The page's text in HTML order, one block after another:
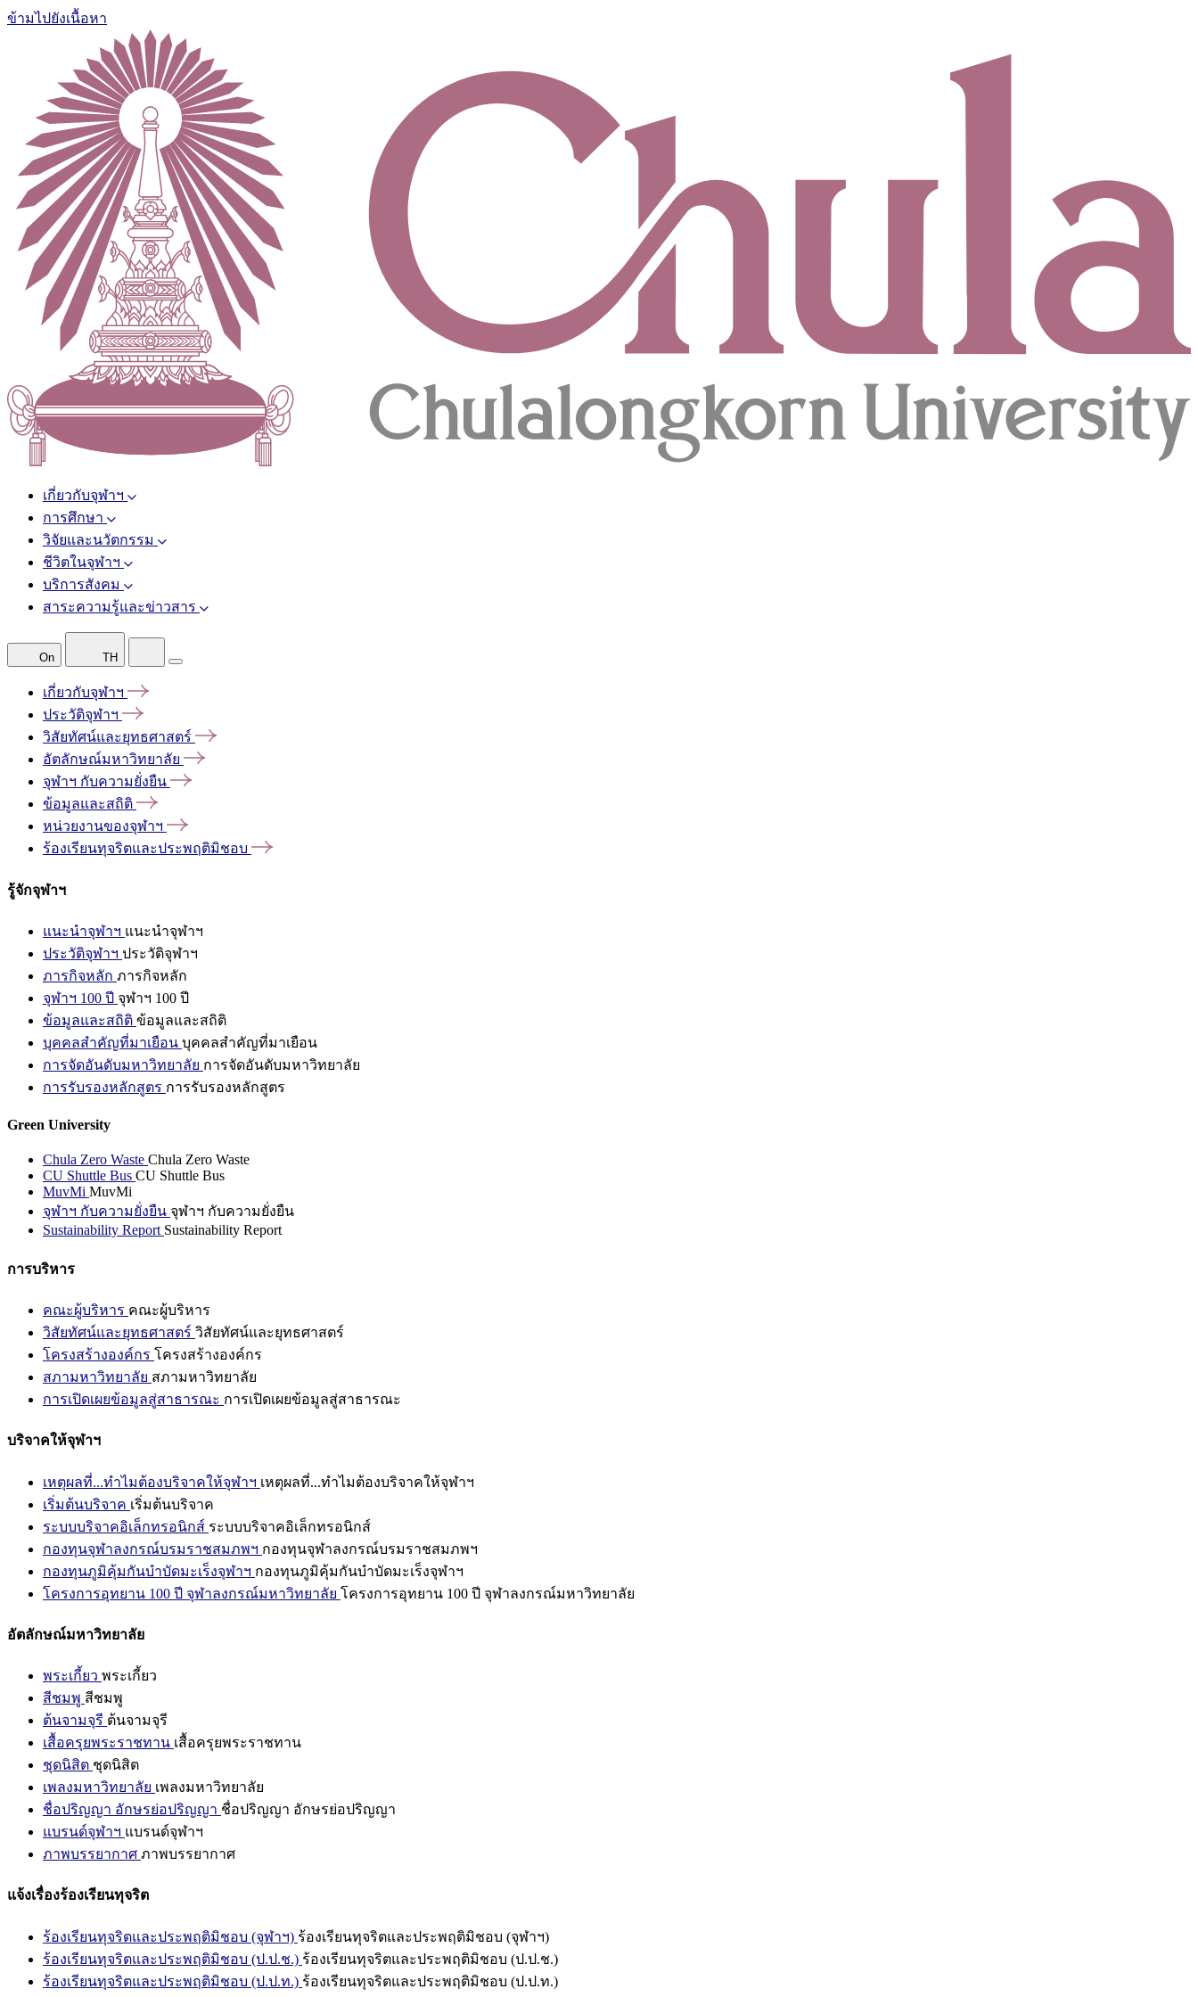
ข้ามไปยังเนื้อหา
เกี่ยวกับจุฬาฯ
การศึกษา
วิจัยและนวัตกรรม
ชีวิตในจุฬาฯ
บริการสังคม
สาระความรู้และข่าวสาร
On TH
เกี่ยวกับจุฬาฯ
ประวัติจุฬาฯ
วิสัยทัศน์และยุทธศาสตร์
อัตลักษณ์มหาวิทยาลัย
จุฬาฯ กับความยั่งยืน
ข้อมูลและสถิติ
หน่วยงานของจุฬาฯ
ร้องเรียนทุจริตและประพฤติมิชอบ
รู้จักจุฬาฯ
แนะนำจุฬาฯ แนะนำจุฬาฯ
ประวัติจุฬาฯ ประวัติจุฬาฯ
ภารกิจหลัก ภารกิจหลัก
จุฬาฯ 100 ปี จุฬาฯ 100 ปี
ข้อมูลและสถิติ ข้อมูลและสถิติ
บุคคลสำคัญที่มาเยือน บุคคลสำคัญที่มาเยือน
การจัดอันดับมหาวิทยาลัย การจัดอันดับมหาวิทยาลัย
การรับรองหลักสูตร การรับรองหลักสูตร
Green University
Chula Zero Waste Chula Zero Waste
CU Shuttle Bus CU Shuttle Bus
MuvMi MuvMi
จุฬาฯ กับความยั่งยืน จุฬาฯ กับความยั่งยืน
Sustainability Report Sustainability Report
การบริหาร
คณะผู้บริหาร คณะผู้บริหาร
วิสัยทัศน์และยุทธศาสตร์ วิสัยทัศน์และยุทธศาสตร์
โครงสร้างองค์กร โครงสร้างองค์กร
สภามหาวิทยาลัย สภามหาวิทยาลัย
การเปิดเผยข้อมูลสู่สาธารณะ การเปิดเผยข้อมูลสู่สาธารณะ
บริจาคให้จุฬาฯ
เหตุผลที่...ทำไมต้องบริจาคให้จุฬาฯ เหตุผลที่...ทำไมต้องบริจาคให้จุฬาฯ
เริ่มต้นบริจาค เริ่มต้นบริจาค
ระบบบริจาคอิเล็กทรอนิกส์ ระบบบริจาคอิเล็กทรอนิกส์
กองทุนจุฬาลงกรณ์บรมราชสมภพฯ กองทุนจุฬาลงกรณ์บรมราชสมภพฯ
กองทุนภูมิคุ้มกันบำบัดมะเร็งจุฬาฯ กองทุนภูมิคุ้มกันบำบัดมะเร็งจุฬาฯ
โครงการอุทยาน 100 ปี จุฬาลงกรณ์มหาวิทยาลัย โครงการอุทยาน 100 ปี จุฬาลงกรณ์มหาวิทยาลัย
อัตลักษณ์มหาวิทยาลัย
พระเกี้ยว พระเกี้ยว
สีชมพู สีชมพู
ต้นจามจุรี ต้นจามจุรี
เสื้อครุยพระราชทาน เสื้อครุยพระราชทาน
ชุดนิสิต ชุดนิสิต
เพลงมหาวิทยาลัย เพลงมหาวิทยาลัย
ชื่อปริญญา อักษรย่อปริญญา ชื่อปริญญา อักษรย่อปริญญา
แบรนด์จุฬาฯ แบรนด์จุฬาฯ
ภาพบรรยากาศ ภาพบรรยากาศ
แจ้งเรื่องร้องเรียนทุจริต
ร้องเรียนทุจริตและประพฤติมิชอบ (จุฬาฯ) ร้องเรียนทุจริตและประพฤติมิชอบ (จุฬาฯ)
ร้องเรียนทุจริตและประพฤติมิชอบ (ป.ป.ช.) ร้องเรียนทุจริตและประพฤติมิชอบ (ป.ป.ช.)
ร้องเรียนทุจริตและประพฤติมิชอบ (ป.ป.ท.) ร้องเรียนทุจริตและประพฤติมิชอบ (ป.ป.ท.)